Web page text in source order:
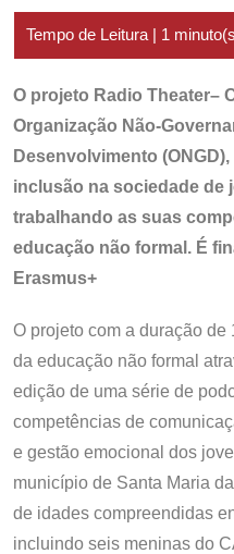
O projeto Radio Theater–
Organização Não-
Desenvolvimento
inclusão na sociedade de
trabalhando as suas
educação não formal. É
Erasmus+
O projeto com a duração
da educação não formal
edição de uma série de
competências de
e gestão emocional dos
município de Santa Maria
de idades compreendidas
incluindo seis meninas do